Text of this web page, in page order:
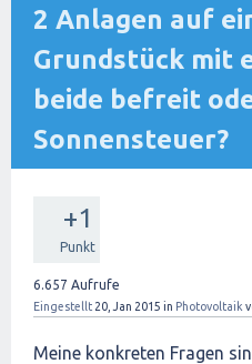
2 Anlagen auf
Grundstück mit
beide befreit
Sonnensteuer?
+1
Punkt
6.657 Aufrufe
Eingestellt 20, Jan 2015 in Photovoltaik
Meine konkreten Fragen